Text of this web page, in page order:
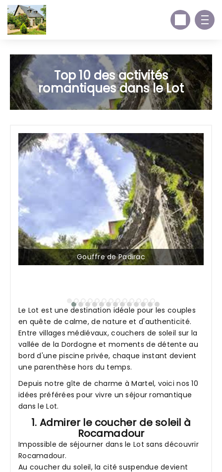
Top 10 des activités
romantiques dans le Lot
Gouffre de Padirac
Le Lot est une destination idéale pour les couples
en quête de calme, de nature et d'authenticité.
Entre villages médiévaux, couchers de soleil sur la
vallée de la Dordogne et moments de détente au
bord d'une piscine privée, chaque instant devient
une parenthèse hors du temps.
Depuis notre gîte de charme à Martel, voici nos 10
idées préférées pour vivre un séjour romantique
dans le Lot.
1. Admirer le coucher de soleil à
Rocamadour
Impossible de séjourner dans le Lot sans découvrir
Rocamadour.
Au coucher du soleil, la cité suspendue devient